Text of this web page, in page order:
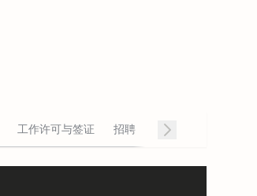
工作许可与签证 招聘